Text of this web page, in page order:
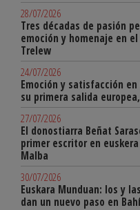
28/07/2026
Tres décadas de pasión
emoción y homenaje en
Trelew
24/07/2026
Emoción y satisfacción en
su primera salida
27/07/2026
El donostiarra Beñat
primer escritor en
Malba
30/07/2026
Euskara Munduan: los y
dan un nuevo paso en